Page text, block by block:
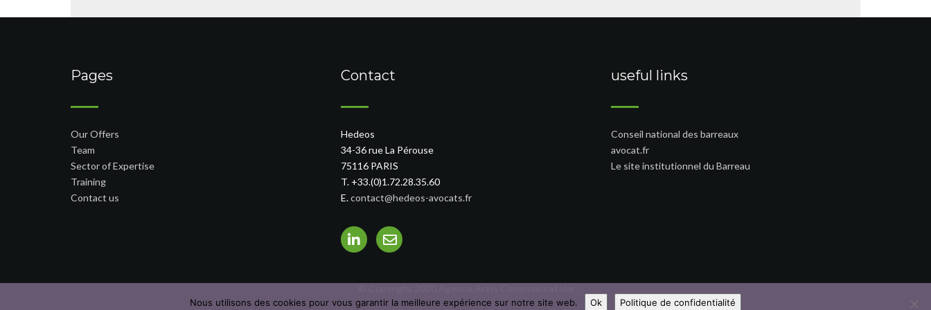
Pages
Our Offers
Team
Sector of Expertise
Training
Contact us
Contact
Hedeos
34-36 rue La Pérouse
75116 PARIS
T. +33.(0)1.72.28.35.60
E.contact@hedeos-avocats.fr
useful links
Conseil national des barreaux
avocat.fr
Le site institutionnel du Barreau
Nous utilisons des cookies pour vous garantir la meilleure expérience sur notre site web. Ok Politique de confidentialité